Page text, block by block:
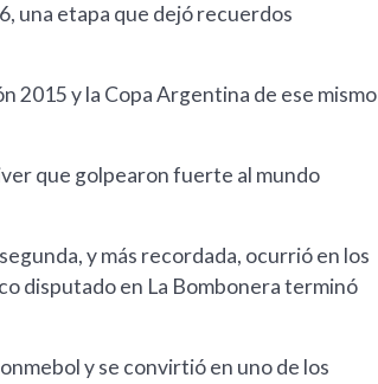
una etapa que dejó recuerdos
2015 y la Copa Argentina de ese mismo
que golpearon fuerte al mundo
y más recordada, ocurrió en los
disputado en La Bombonera terminó
y se convirtió en uno de los